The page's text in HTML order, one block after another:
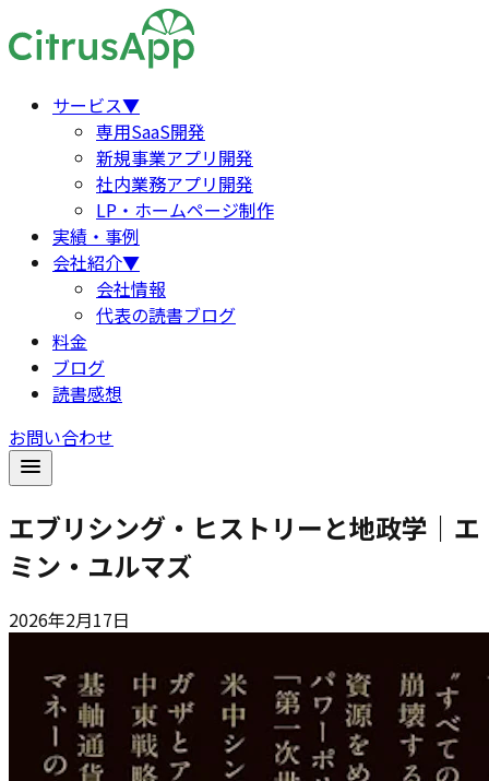
サービス▼
専用SaaS開発
新規事業アプリ開発
社内業務アプリ開発
LP・ホームページ制作
実績・事例
会社紹介▼
会社情報
代表の読書ブログ
料金
ブログ
読書感想
お問い合わせ
エブリシング・ヒストリーと地政学｜エ
ミン・ユルマズ
2026年2月17日